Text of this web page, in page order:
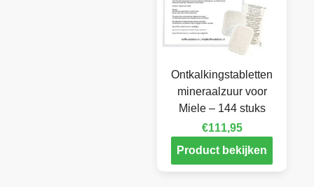
Ontkalkingstabletten
mineraalzuur voor
Miele – 144 stuks
€111,95
Product bekijken